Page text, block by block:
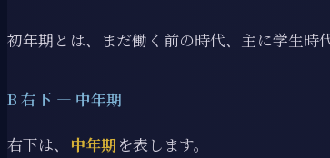
初年期とは、まだ働く前の時代、主に学生時
B 右下 ― 中年期
右下は、 中年期 を表します。